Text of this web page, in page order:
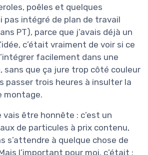
poêles et quelques
pas intégré de plan de travail
PT), parce que j’avais déjà un
c’était vraiment de voir si ce
facilement dans une
sans que ça jure trop côté couleur
passer trois heures à insulter la
montage.
être honnête : c’est un
de particules à prix contenu,
s’attendre à quelque chose de
l’important pour moi, c’était :